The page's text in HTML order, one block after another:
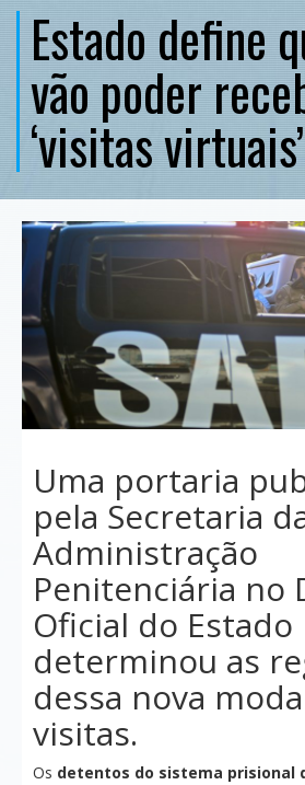
Estado define
vão poder
‘visitas virtuais’
Uma portaria
pela Secretaria
Administração
Penitenciária no
Oficial do Estado
determinou as
dessa nova
visitas.
Os detentos do sistema prisional